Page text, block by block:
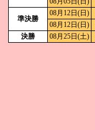
準決勝
08月12日(日)
08月12日(日)
決勝
08月25日(土)